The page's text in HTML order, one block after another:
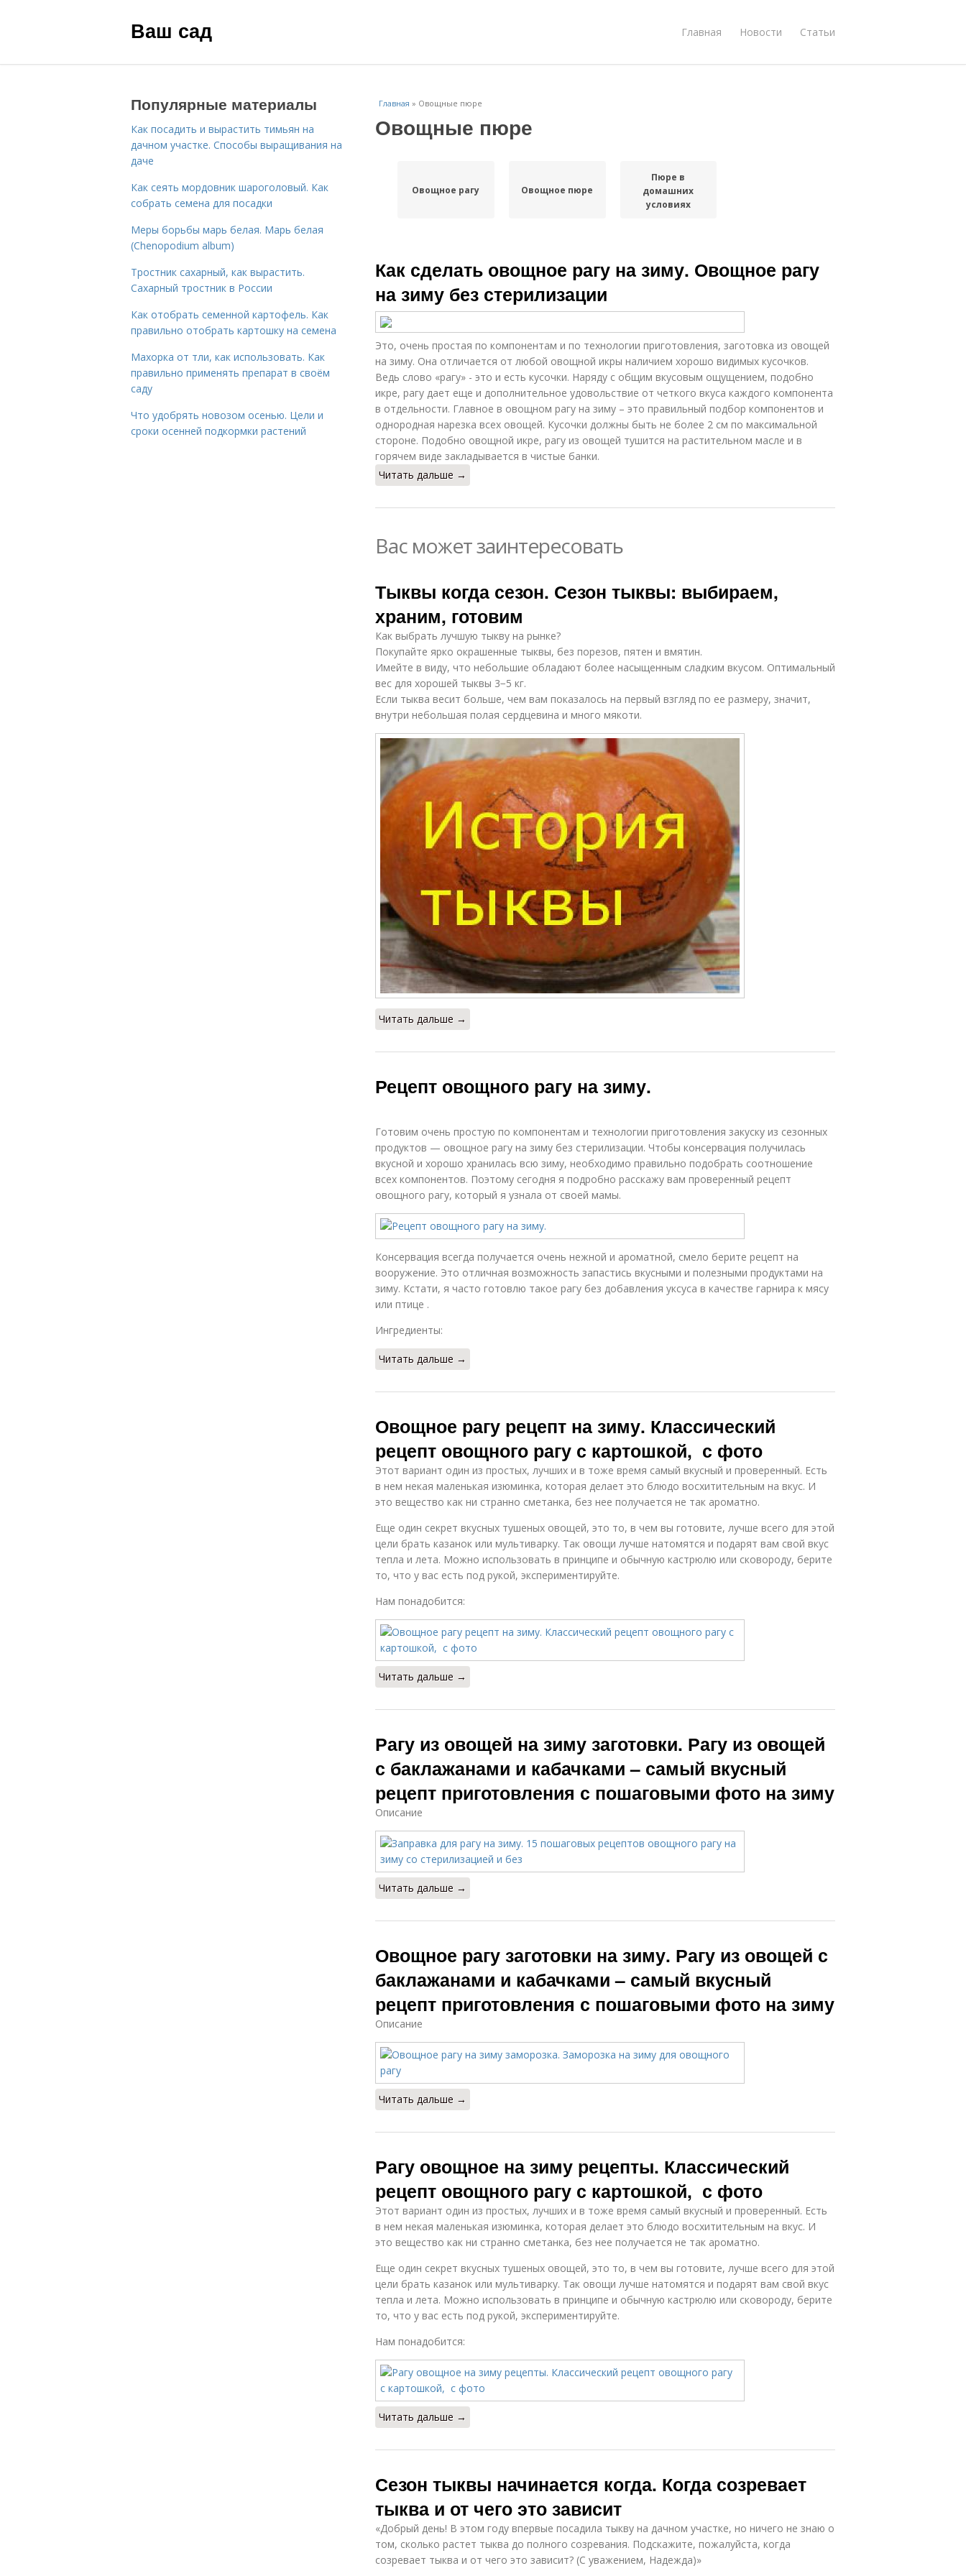
Ваш сад Главная Новости Статьи
Главная » Овощные пюре
Овощные пюре
Овощное рагу Овощное пюре
Пюре в
домашних
условиях
Как сделать овощное рагу на зиму. Овощное рагу
на зиму без стерилизации
Это, очень простая по компонентам и по технологии приготовления, заготовка из овощей
на зиму. Она отличается от любой овощной икры наличием хорошо видимых кусочков.
Ведь слово «рагу» - это и есть кусочки. Наряду с общим вкусовым ощущением, подобно
икре, рагу дает еще и дополнительное удовольствие от четкого вкуса каждого компонента
в отдельности. Главное в овощном рагу на зиму – это правильный подбор компонентов и
однородная нарезка всех овощей. Кусочки должны быть не более 2 см по максимальной
стороне. Подобно овощной икре, рагу из овощей тушится на растительном масле и в
горячем виде закладывается в чистые банки.
Читать дальше →
Вас может заинтересовать
Тыквы когда сезон. Сезон тыквы: выбираем,
храним, готовим
Как выбрать лучшую тыкву на рынке?
Покупайте ярко окрашенные тыквы, без порезов, пятен и вмятин.
Имейте в виду, что небольшие обладают более насыщенным сладким вкусом. Оптимальный
вес для хорошей тыквы 3−5 кг.
Если тыква весит больше, чем вам показалось на первый взгляд по ее размеру, значит,
внутри небольшая полая сердцевина и много мякоти.
Читать дальше →
Рецепт овощного рагу на зиму.
Готовим очень простую по компонентам и технологии приготовления закуску из сезонных
продуктов — овощное рагу на зиму без стерилизации. Чтобы консервация получилась
вкусной и хорошо хранилась всю зиму, необходимо правильно подобрать соотношение
всех компонентов. Поэтому сегодня я подробно расскажу вам проверенный рецепт
овощного рагу, который я узнала от своей мамы.
Консервация всегда получается очень нежной и ароматной, смело берите рецепт на
вооружение. Это отличная возможность запастись вкусными и полезными продуктами на
зиму. Кстати, я часто готовлю такое рагу без добавления уксуса в качестве гарнира к мясу
или птице .
Ингредиенты:
Читать дальше →
Овощное рагу рецепт на зиму. Классический
рецепт овощного рагу с картошкой, с фото
Этот вариант один из простых, лучших и в тоже время самый вкусный и проверенный. Есть
в нем некая маленькая изюминка, которая делает это блюдо восхитительным на вкус. И
это вещество как ни странно сметанка, без нее получается не так ароматно.
Еще один секрет вкусных тушеных овощей, это то, в чем вы готовите, лучше всего для этой
цели брать казанок или мультиварку. Так овощи лучше натомятся и подарят вам свой вкус
тепла и лета. Можно использовать в принципе и обычную кастрюлю или сковороду, берите
то, что у вас есть под рукой, экспериментируйте.
Нам понадобится:
Читать дальше →
Рагу из овощей на зиму заготовки. Рагу из овощей
с баклажанами и кабачками – самый вкусный
рецепт приготовления с пошаговыми фото на зиму
Описание
Читать дальше →
Овощное рагу заготовки на зиму. Рагу из овощей с
баклажанами и кабачками – самый вкусный
рецепт приготовления с пошаговыми фото на зиму
Описание
Читать дальше →
Рагу овощное на зиму рецепты. Классический
рецепт овощного рагу с картошкой, с фото
Этот вариант один из простых, лучших и в тоже время самый вкусный и проверенный. Есть
в нем некая маленькая изюминка, которая делает это блюдо восхитительным на вкус. И
это вещество как ни странно сметанка, без нее получается не так ароматно.
Еще один секрет вкусных тушеных овощей, это то, в чем вы готовите, лучше всего для этой
цели брать казанок или мультиварку. Так овощи лучше натомятся и подарят вам свой вкус
тепла и лета. Можно использовать в принципе и обычную кастрюлю или сковороду, берите
то, что у вас есть под рукой, экспериментируйте.
Нам понадобится:
Читать дальше →
Сезон тыквы начинается когда. Когда созревает
тыква и от чего это зависит
«Добрый день! В этом году впервые посадила тыкву на дачном участке, но ничего не знаю о
том, сколько растет тыква до полного созревания. Подскажите, пожалуйста, когда
созревает тыква и от чего это зависит? (С уважением, Надежда)»
Популярные материалы
Как посадить и вырастить тимьян на
дачном участке. Способы выращивания на
даче
Как сеять мордовник шароголовый. Как
собрать семена для посадки
Меры борьбы марь белая. Марь белая
(Chenopodium album)
Тростник сахарный, как вырастить.
Сахарный тростник в России
Как отобрать семенной картофель. Как
правильно отобрать картошку на семена
Махорка от тли, как использовать. Как
правильно применять препарат в своём
саду
Что удобрять новозом осенью. Цели и
сроки осенней подкормки растений